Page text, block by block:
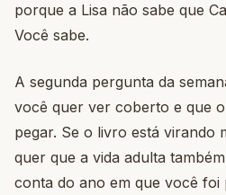
porque a Lisa não sabe que
Você sabe.
A segunda pergunta da
você quer ver coberto e que
pegar. Se o livro está virando
quer que a vida adulta
conta do ano em que você foi